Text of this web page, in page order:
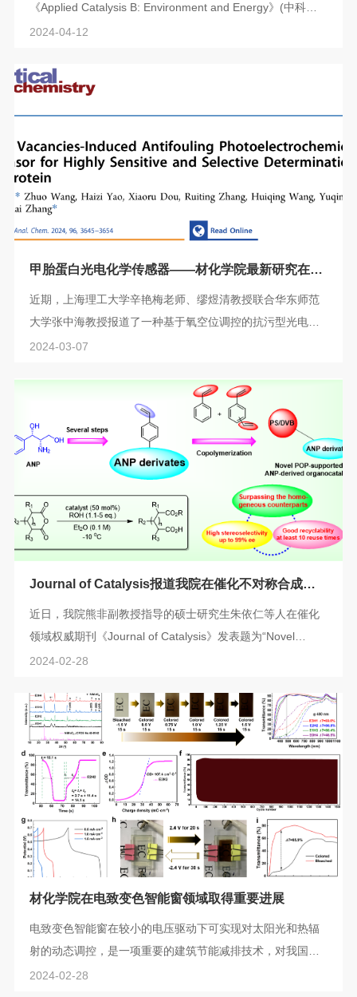
《Applied Catalysis B: Environment and Energy》(中科院
一区/影响因子22.1)上发表了题为“Gemstone nanoflower-
of photoinduced carriers for photocatalytic hydrogen
evolution”(具有超长寿命光生载流子的宝石纳米花状
ZnIn2S4/CuS异质结用于光催化析氢)的研究成果，导师廉孜
超特聘教授为唯一通讯作者，材化...
2024-04-12
甲胎蛋白光电化学传感器——材化学院最新研究在
《Analytical Chemistry》发表
近期，上海理工大学辛艳梅老师、缪煜清教授联合华东师范
大学张中海教授报道了一种基于氧空位调控的抗污型光电化
学传感器，实现了血清和尿液中甲胎蛋白的高灵敏度和选择
Antifouling Photoelectrochemical Aptasensor for Highly
Sensitive and Selective Determination of αFetoprotein”为题
发表在国际化学权威杂志Analytical Chemistry上（DOI:
10.1021/acs.analchem.3c05782）。...
2024-03-07
Journal of Catalysis报道我院在催化不对称合成领
域最新研究进展
近日，我院熊非副教授指导的硕士研究生朱依仁等人在催化
领域权威期刊《Journal of Catalysis》发表题为“Novel
porous organic polymer supported chloramphenicol base
heterogeneous organocatalyst for asymmetric
desymmetrization reaction”的研究论文(Journal of
Catalysis, 2024, 430, 115366)。图1本研究工作摘要不对称
催化是高质量、高产量获得光学活性有机小分子的...
2024-02-28
材化学院在电致变色智能窗领域取得重要进展
电致变色智能窗在较小的电压驱动下可实现对太阳光和热辐
射的动态调控，是一项重要的建筑节能减排技术，对我国实
现“碳达峰”、“碳中和”的双碳战略意义重大。随着人们对建筑
2024-02-28